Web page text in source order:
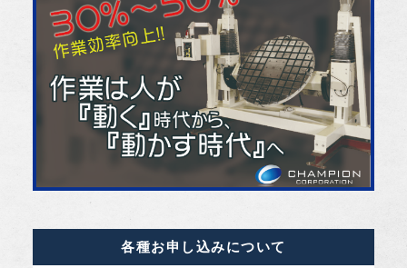
各種お申し込みについて